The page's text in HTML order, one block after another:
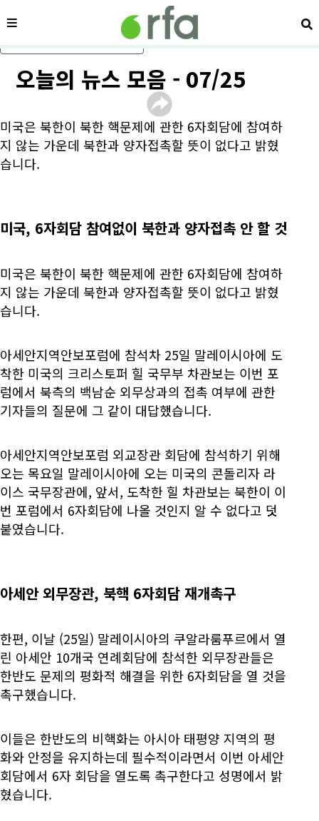
메인 콘텐츠로 건너뛰기
메뉴 검
오늘의 뉴스 모음 - 07/25
미국은 북한이 북한 핵문제에 관한 6자회담에 참여하
지 않는 가운데 북한과 양자접촉할 뜻이 없다고 밝혔
습니다.
미국, 6자회담 참여없이 북한과 양자접촉 안 할 것
미국은 북한이 북한 핵문제에 관한 6자회담에 참여하
지 않는 가운데 북한과 양자접촉할 뜻이 없다고 밝혔
습니다.
아세안지역안보포럼에 참석차 25일 말레이시아에 도
착한 미국의 크리스토퍼 힐 국무부 차관보는 이번 포
럼에서 북측의 백남순 외무상과의 접촉 여부에 관한
기자들의 질문에 그 같이 대답했습니다.
아세안지역안보포럼 외교장관 회담에 참석하기 위해
오는 목요일 말레이시아에 오는 미국의 콘돌리자 라
이스 국무장관에, 앞서, 도착한 힐 차관보는 북한이 이
번 포럼에서 6자회담에 나올 것인지 알 수 없다고 덧
붙였습니다.
아세안 외무장관, 북핵 6자회담 재개촉구
한편, 이날 (25일) 말레이시아의 쿠알라룸푸르에서 열
린 아세안 10개국 연례회담에 참석한 외무장관들은
한반도 문제의 평화적 해결을 위한 6자회담을 열 것을
촉구했습니다.
이들은 한반도의 비핵화는 아시아 태평양 지역의 평
화와 안정을 유지하는데 필수적이라면서 이번 아세안
회담에서 6자 회담을 열도록 촉구한다고 성명에서 밝
혔습니다.